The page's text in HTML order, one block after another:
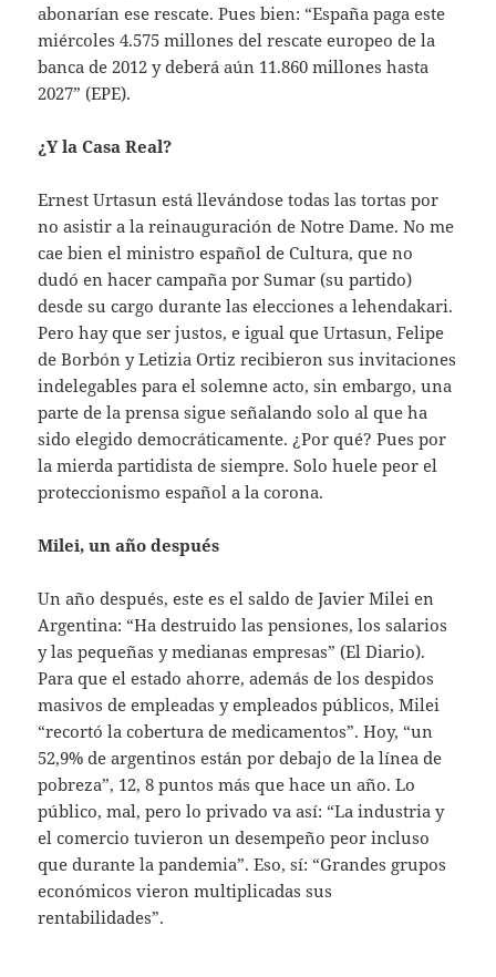
abonarían ese rescate. Pues bien: “España paga este
miércoles 4.575 millones del rescate europeo de la
banca de 2012 y deberá aún 11.860 millones hasta
2027” (EPE).
¿Y la Casa Real?
Ernest Urtasun está llevándose todas las tortas por
no asistir a la reinauguración de Notre Dame. No me
cae bien el ministro español de Cultura, que no
dudó en hacer campaña por Sumar (su partido)
desde su cargo durante las elecciones a lehendakari.
Pero hay que ser justos, e igual que Urtasun, Felipe
de Borbón y Letizia Ortiz recibieron sus invitaciones
indelegables para el solemne acto, sin embargo, una
parte de la prensa sigue señalando solo al que ha
sido elegido democráticamente. ¿Por qué? Pues por
la mierda partidista de siempre. Solo huele peor el
proteccionismo español a la corona.
Milei, un año después
Un año después, este es el saldo de Javier Milei en
Argentina: “Ha destruido las pensiones, los salarios
y las pequeñas y medianas empresas” (El Diario).
Para que el estado ahorre, además de los despidos
masivos de empleadas y empleados públicos, Milei
“recortó la cobertura de medicamentos”. Hoy, “un
52,9% de argentinos están por debajo de la línea de
pobreza”, 12, 8 puntos más que hace un año. Lo
público, mal, pero lo privado va así: “La industria y
el comercio tuvieron un desempeño peor incluso
que durante la pandemia”. Eso, sí: “Grandes grupos
económicos vieron multiplicadas sus
rentabilidades”.